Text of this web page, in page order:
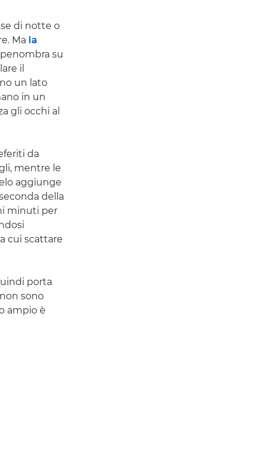
di notte o
Ma la
su
il
un lato
in un
gli occhi al
da
mentre le
aggiunge
della
minuti per
cui scattare
porta
sono
ampio è